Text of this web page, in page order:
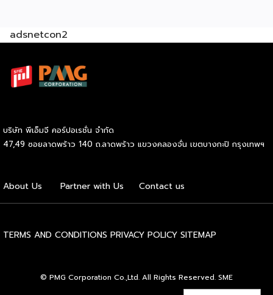
ผู้คนพลุกพล่อน เช่น ตลาดนัด แหล่งชุมชน ย่านธุรกิจ ย่าน
ได้มาก มีแหล่งซื้อวัตถุดิบ สิ่งสำคัญที่สุด คือ ปลา เราควรจะมี
แหล่งซื้อวัตถุดิบที่ดีสดใหม่ ไม่ว่าจะเป็น ปลานิล ปลาทับทิม ปลา
ดี มีสูตรน้ำจิ้มรสเด็ด อีกหนึ่งสิ่งสำคัญที่ไม่ได้คงหนีไม่พันน้ำจิ้ม
เพราะแน่นอนว่าปลาย่างก็ต้องทานคู่กับน้ำจิ้มรสแซ่บไม่ว่าจะเป็น
น้ำจิ้มซีฟู้ด น้ำจิ้มถั่ว เป็นต้น ฉะนั้นเราจะต้องมีสูตรเด็ดหรือทำให้
จำเป็นต้องจัดเตรียมอุปกรณ์หลายอย่างอยู่พอสมควร เราจะมี
adsnetcon2
บริษัท พีเอ็มจี คอร์ปอเรชั่น จำกัด
47,49 ซอยลาดพร้าว 140 ถ.ลาดพร้าว แขวงคลองจั่น เขตบางกะปิ กรุงเทพฯ
About Us Partner with Us Contact us
TERMS AND CONDITIONS PRIVACY POLICY SITEMAP
© PMG Corporation Co.,Ltd. All Rights Reserved. SME